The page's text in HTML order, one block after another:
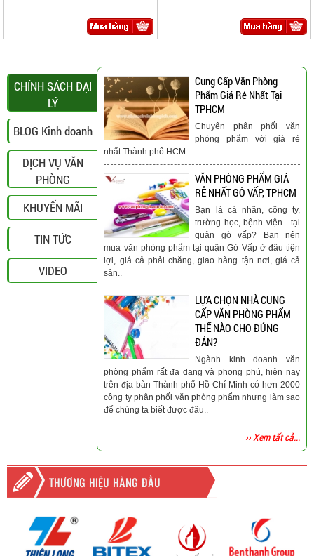
CHÍNH SÁCH ĐẠI
LÝ
BLOG Kinh doanh
DỊCH VỤ VĂN
PHÒNG
KHUYẾN MÃI
TIN TỨC
VIDEO
Cung Cấp Văn Phòng
Phẩm Giá Rẻ Nhất Tại
TPHCM
Chuyên phân phối văn
phòng phẩm với giá rẻ
nhất Thành phố HCM
VĂN PHÒNG PHẨM GIÁ
RẺ NHẤT GÒ VẤP, TPHCM
Bạn là cá nhân, công ty,
trường học, bệnh viện....tại
quận gò vấp? Bạn nên
mua văn phòng phẩm tại quận Gò Vấp ở đâu tiện
lợi, giá cả phải chăng, giao hàng tận nơi, giá cả
sản..
LỰA CHỌN NHÀ CUNG
CẤP VĂN PHÒNG PHẨM
THẾ NÀO CHO ĐÚNG
ĐẮN?
Ngành kinh doanh văn
phòng phẩm rất đa dạng và phong phú, hiện nay
trên địa bàn Thành phố Hồ Chí Minh có hơn 2000
công ty phân phối văn phòng phẩm nhưng làm sao
để chúng ta biết được đâu..
›› Xem tất cả...
THƯƠNG HIỆU HÀNG ĐẦU